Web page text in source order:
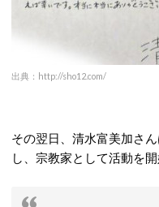
出典：http://sho12.com/
その翌日、清水富美加さ
し、宗教家として活動を